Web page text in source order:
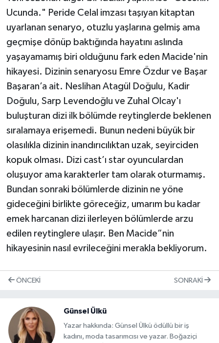
Ucunda." Peride Celal imzası taşıyan kitaptan
uyarlanan senaryo, otuzlu yaşlarına gelmiş ama
geçmişe dönüp baktığında hayatını aslında
yaşayamamış biri olduğunu fark eden Macide'nin
hikayesi. Dizinin senaryosu Emre Özdur ve Başar
Başaran’a ait. Neslihan Atagül Doğulu, Kadir
Doğulu, Sarp Levendoğlu ve Zuhal Olcay'ı
buluşturan dizi ilk bölümde reytinglerde beklenen
sıralamaya erişemedi. Bunun nedeni büyük bir
olasılıkla dizinin inandırıcılıktan uzak, seyirciden
kopuk olması. Dizi cast’ı star oyunculardan
oluşuyor ama karakterler tam olarak oturmamış.
Bundan sonraki bölümlerde dizinin ne yöne
gideceğini birlikte göreceğiz, umarım bu kadar
emek harcanan dizi ilerleyen bölümlerde arzu
edilen reytinglere ulaşır. Ben Macide”nin
hikayesinin nasıl evrileceğini merakla bekliyorum.
ÖNCEKI SONRAKI
Günsel Ülkü
Yazar hakkında: Günsel Ülkü ödüllü bir iş
kadını, moda tasarımcısı ve yazar. Boğaziçi